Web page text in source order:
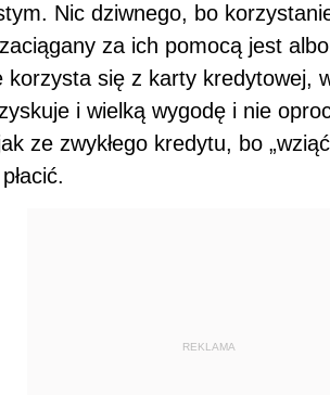
Nic dziwnego, bo
za ich pomocą jest
korzysta się z karty kredytowej,
i wielką wygodę i nie
ze zwykłego kredytu, bo
REKLAMA